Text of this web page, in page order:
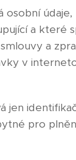
osobní
a které
a
v
jen
pro